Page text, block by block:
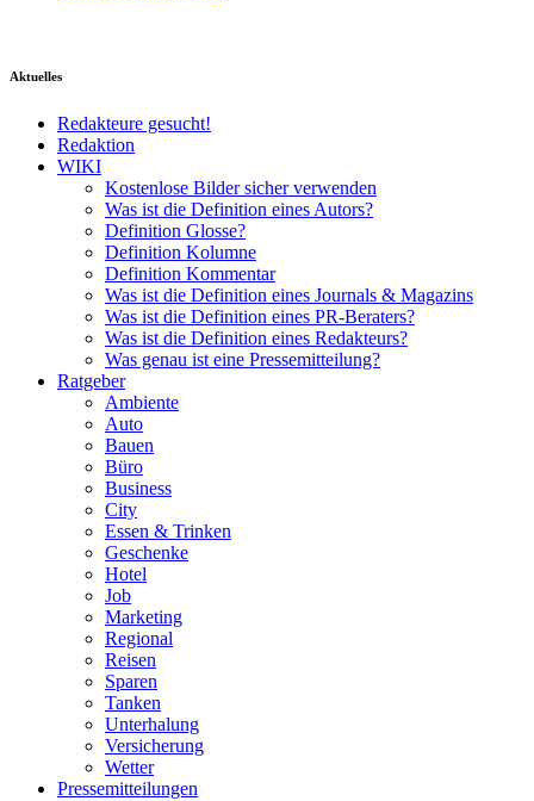
Aktuelles
Redakteure gesucht!
Redaktion
WIKI
Kostenlose Bilder sicher verwenden
Was ist die Definition eines Autors?
Definition Glosse?
Definition Kolumne
Definition Kommentar
Was ist die Definition eines Journals & Magazins
Was ist die Definition eines PR-Beraters?
Was ist die Definition eines Redakteurs?
Was genau ist eine Pressemitteilung?
Ratgeber
Ambiente
Auto
Bauen
Büro
Business
City
Essen & Trinken
Geschenke
Hotel
Job
Marketing
Regional
Reisen
Sparen
Tanken
Unterhalung
Versicherung
Wetter
Pressemitteilungen